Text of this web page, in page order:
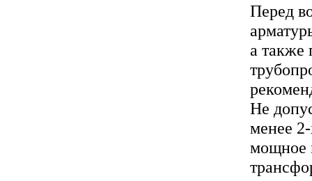
Перед
а также
Не
менее
мощное